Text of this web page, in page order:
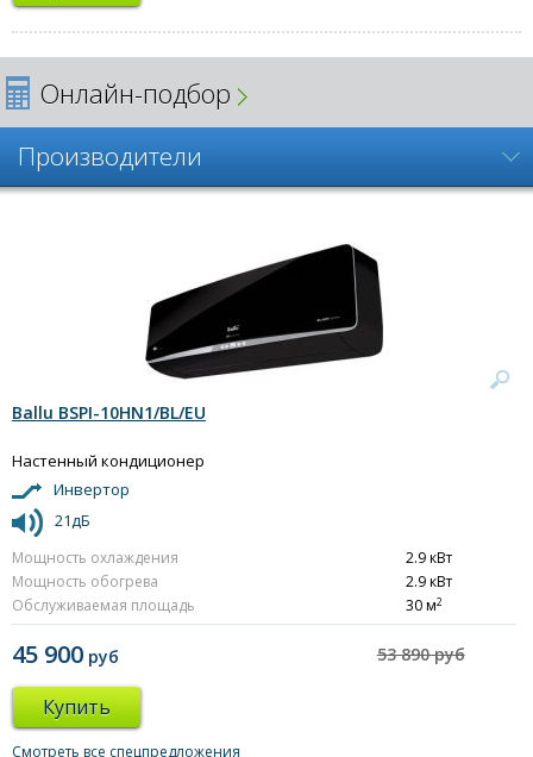
Онлайн-подбор
Производители
Ballu BSPI-10HN1/BL/EU
Настенный кондиционер
Инвертор
21дБ
Мощность охлаждения
2.9 кВт
Мощность обогрева
2.9 кВт
Обслуживаемая площадь
30 м2
45 900 руб 53 890 руб
Купить
Смотреть все спецпредложения